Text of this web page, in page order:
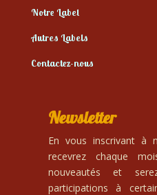
Notre Label
Autres Labels
Contactez-nous
Newsletter
En vous inscrivant à
recevrez chaque
nouveautés et
participations à